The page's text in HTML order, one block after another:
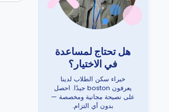
هل تحتاج لمساعدة
في الاختيار؟
خبراء سكن الطلاب لدينا
يعرفون boston جيدًا. احصل
على نصيحة مجانية ومخصصة —
بدون أي التزام.